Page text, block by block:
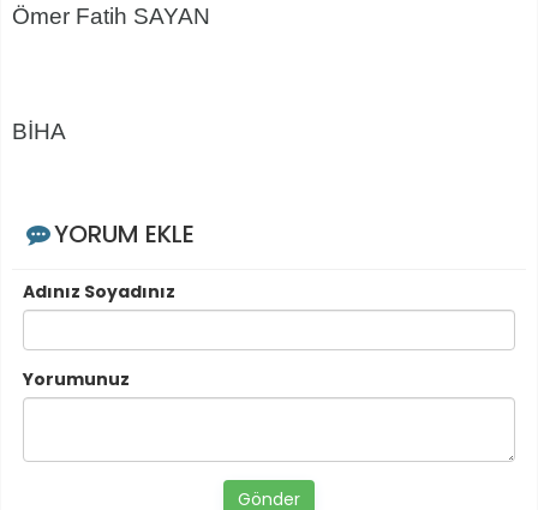
Ömer Fatih SAYAN
BİHA
YORUM EKLE
Adınız Soyadınız
Yorumunuz
Gönder